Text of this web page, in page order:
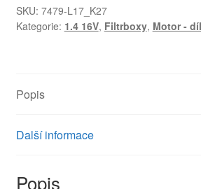
a
1.6
V753482280
1420V6
SKU: 7479-L17_K27
Kategorie: 1.4 16V, Filtrboxy, Motor -
Popis
Další informace
Popis